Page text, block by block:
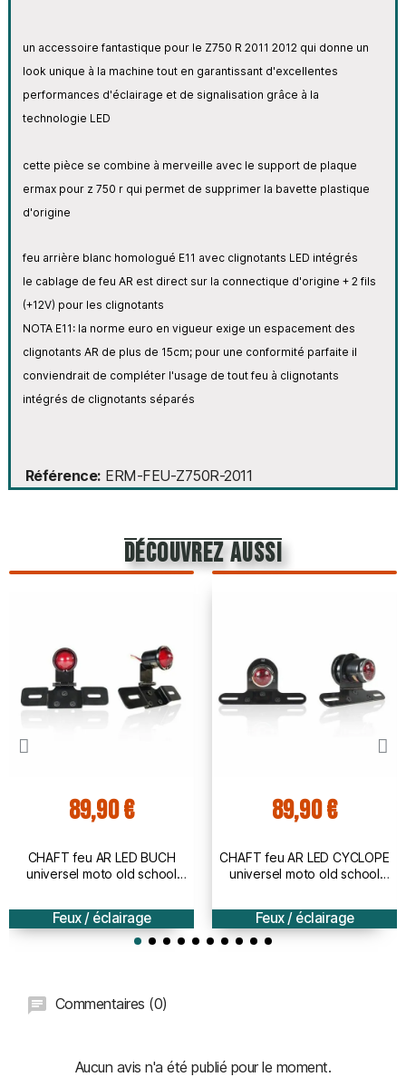
un accessoire fantastique pour le Z750 R 2011 2012 qui donne un
look unique à la machine tout en garantissant d'excellentes
performances d'éclairage et de signalisation grâce à la
technologie LED
cette pièce se combine à merveille avec le support de plaque
ermax pour z 750 r qui permet de supprimer la bavette plastique
d'origine
feu arrière blanc homologué E11 avec clignotants LED intégrés
le cablage de feu AR est direct sur la connectique d'origine + 2 fils
(+12V) pour les clignotants
NOTA E11: la norme euro en vigueur exige un espacement des
clignotants AR de plus de 15cm; pour une conformité parfaite il
conviendrait de compléter l'usage de tout feu à clignotants
intégrés de clignotants séparés
Référence ERM-FEU-Z750R-2011
découvrez aussi
89,90 €
CHAFT feu AR LED BUCH
universel moto old school
HOMOLOGUE - IN828
Feux / éclairage
89,90 €
CHAFT feu AR LED CYCLOPE
universel moto old school
HOMOLOGUE - IN827
Feux / éclairage
Commentaires (0)
Aucun avis n'a été publié pour le moment.